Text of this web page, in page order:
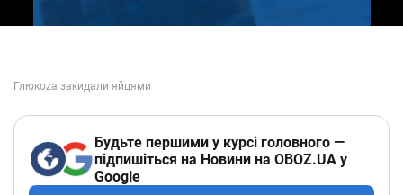
Будьте першими у курсі головного —
підпишіться на Новини на OBOZ.UA у
Google